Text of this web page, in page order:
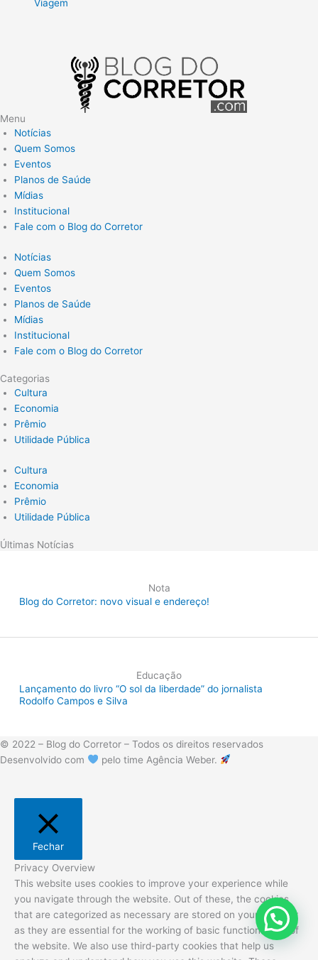
Viagem
Menu
Notícias
Quem Somos
Eventos
Planos de Saúde
Mídias
Institucional
Fale com o Blog do Corretor
Notícias
Quem Somos
Eventos
Planos de Saúde
Mídias
Institucional
Fale com o Blog do Corretor
Categorias
Cultura
Economia
Prêmio
Utilidade Pública
Cultura
Economia
Prêmio
Utilidade Pública
Últimas Notícias
Nota
Blog do Corretor: novo visual e endereço!
Educação
Lançamento do livro “O sol da liberdade” do jornalista
Rodolfo Campos e Silva
© 2022 – Blog do Corretor – Todos os direitos reservados
Desenvolvido com
pelo time Agência Weber.
Fechar
Privacy Overview
This website uses cookies to improve your experience while
you navigate through the website. Out of these, the cookies
that are categorized as necessary are stored on your browser
as they are essential for the working of basic functionalities of
the website. We also use third-party cookies that help us